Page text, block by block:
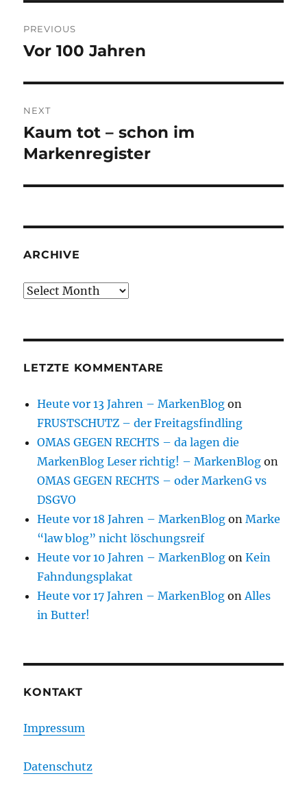
navigation
PREVIOUS
Previous
Vor 100 Jahren
NEXT
Next
post:
Kaum tot – schon im
Markenregister
ARCHIVE
Archive
LETZTE KOMMENTARE
Heute vor 13 Jahren – MarkenBlog on
FRUSTSCHUTZ – der Freitagsfindling
OMAS GEGEN RECHTS – da lagen die
MarkenBlog Leser richtig! – MarkenBlog on
OMAS GEGEN RECHTS – oder MarkenG vs
DSGVO
Heute vor 18 Jahren – MarkenBlog onMarke
“law blog” nicht löschungsreif
Heute vor 10 Jahren – MarkenBlog onKein
Fahndungsplakat
Heute vor 17 Jahren – MarkenBlog onAlles
in Butter!
KONTAKT
Impressum
Datenschutz